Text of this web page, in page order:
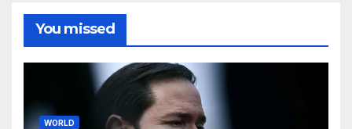
You missed
WORLD